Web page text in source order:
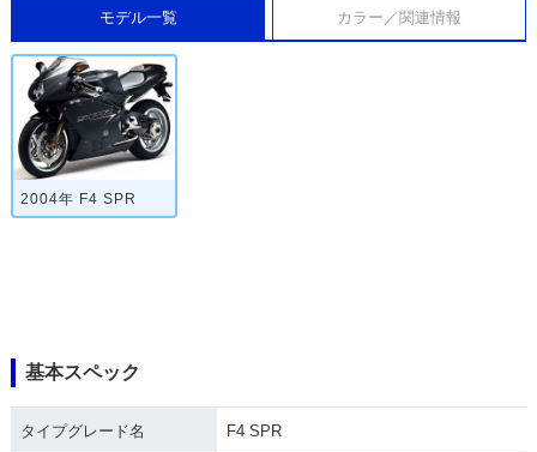
モデル一覧 カラー／関連情報
2004年 F4 SPR
基本スペック
タイプグレード名 F4 SPR